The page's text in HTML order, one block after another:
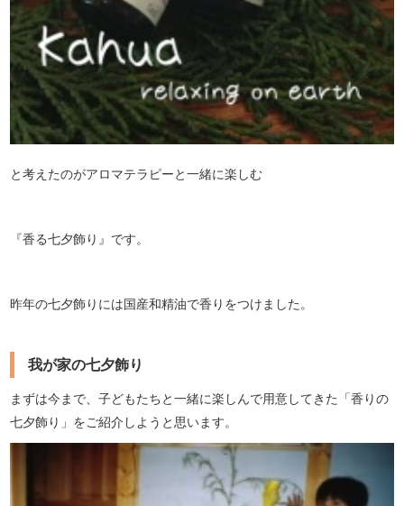
と考えたのがアロマテラピーと一緒に楽しむ
『香る七夕飾り』です。
昨年の七夕飾りには国産和精油で香りをつけました。
我が家の七夕飾り
まずは今まで、子どもたちと一緒に楽しんで用意してきた「香りの
七夕飾り」をご紹介しようと思います。